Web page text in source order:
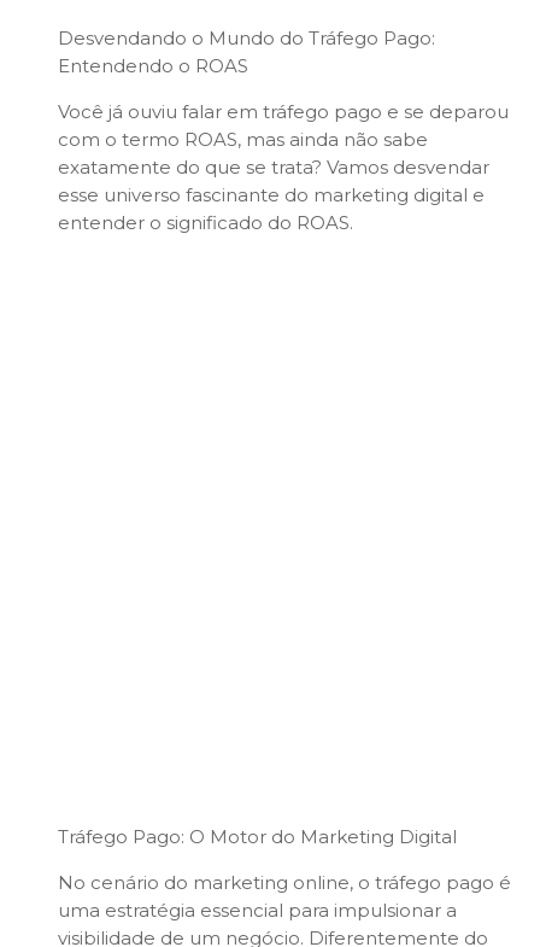
Desvendando o Mundo do Tráfego Pago:
Entendendo o ROAS
Você já ouviu falar em tráfego pago e se deparou
com o termo ROAS, mas ainda não sabe
exatamente do que se trata? Vamos desvendar
esse universo fascinante do marketing digital e
entender o significado do ROAS.
Tráfego Pago: O Motor do Marketing Digital
No cenário do marketing online, o tráfego pago é
uma estratégia essencial para impulsionar a
visibilidade de um negócio. Diferentemente do